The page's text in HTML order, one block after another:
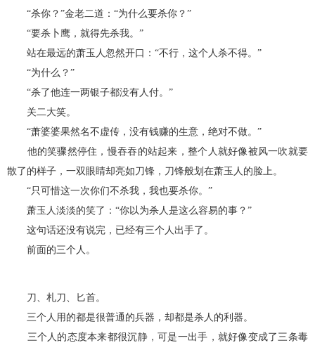
“杀你？”金老二道：“为什么要杀你？”
“要杀卜鹰，就得先杀我。”
站在最远的萧玉人忽然开口：“不行，这个人杀不得。”
“为什么？”
“杀了他连一两银子都没有人付。”
关二大笑。
“萧婆婆果然名不虚传，没有钱赚的生意，绝对不做。”
他的笑骤然停住，慢吞吞的站起来，整个人就好像被风一吹就要
散了的样子，一双眼睛却亮如刀锋，刀锋般划在萧玉人的脸上。
“只可惜这一次你们不杀我，我也要杀你。”
萧玉人淡淡的笑了：“你以为杀人是这么容易的事？”
这句话还没有说完，已经有三个人出手了。
前面的三个人。
刀、札刀、匕首。
三个人用的都是很普通的兵器，却都是杀人的利器。
三个人的态度本来都很沉静，可是一出手，就好像变成了三条毒